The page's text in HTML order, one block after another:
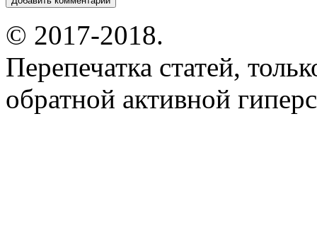
© 2017-2018.
Перепечатка статей,
обратной активной